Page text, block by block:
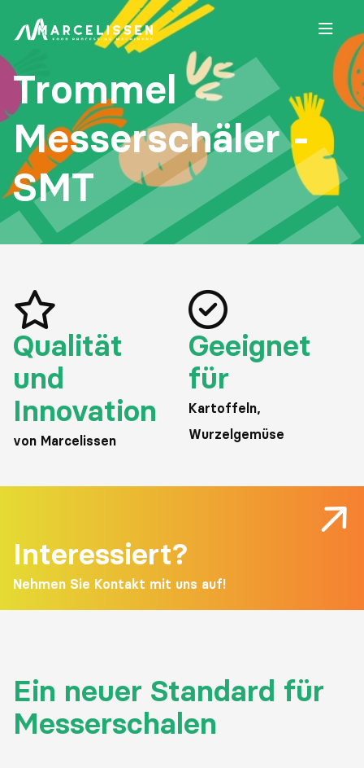
Trommel
Messerschäler -
SMT
Qualität
und
Innovation
von Marcelissen
Geeignet
für
Kartoffeln,
Wurzelgemüse
Interessiert?
Nehmen Sie Kontakt mit uns auf!
Ein neuer Standard für
Messerschalen